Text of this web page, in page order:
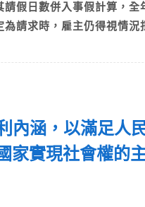
假日數併入事假計算，全
請求時，雇主仍得視情況
內涵，以滿足人
家實現社會權的